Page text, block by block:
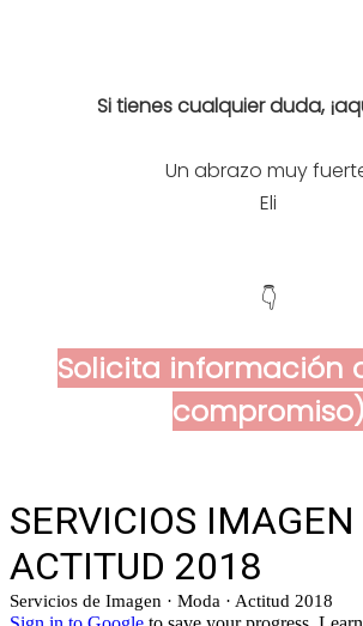
Si tienes cualquier duda,
Un abrazo muy
Eli
👇
Solicita información
compromiso)